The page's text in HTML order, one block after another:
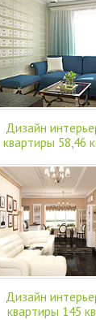
Дизайн
квартиры 58,46
Дизайн
квартиры 145